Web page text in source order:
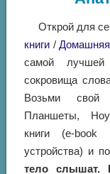
Открой для
книги / Домашняя
самой
сокровища
Возьми свой
Планшеты,
книги (e-book
устройства) и
тело слышат.